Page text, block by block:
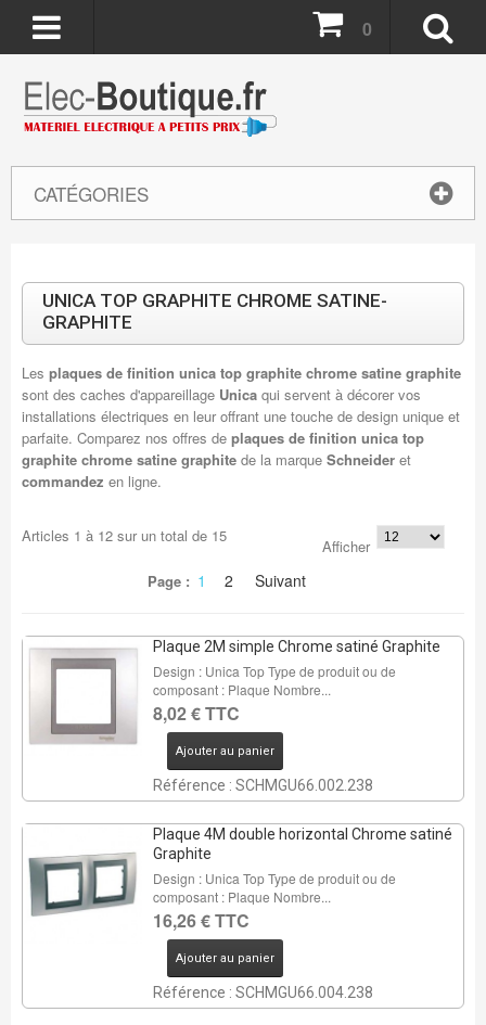
CATÉGORIES
0
UNICA TOP GRAPHITE CHROME SATINE-
GRAPHITE
Les plaques de finition unica top graphite chrome satine graphite
sont des caches d'appareillage Unicaqui servent à décorer vos
installations électriques en leur offrant une touche de design unique et
parfaite. Comparez nos offres de plaques de finition unica top
graphite chrome satine graphitede la marque Schneideret
commandez en ligne.
Articles 1 à 12sur un total de 15
Afficher
Page : 1 2 Suivant
Plaque 2M simple Chrome satiné Graphite
Design : Unica Top Type de produit ou de
composant : Plaque Nombre...
8,02 € TTC
Ajouter au panier
Référence : SCHMGU66.002.238
Plaque 4M double horizontal Chrome satiné
Graphite
Design : Unica Top Type de produit ou de
composant : Plaque Nombre...
16,26 € TTC
Ajouter au panier
Référence : SCHMGU66.004.238